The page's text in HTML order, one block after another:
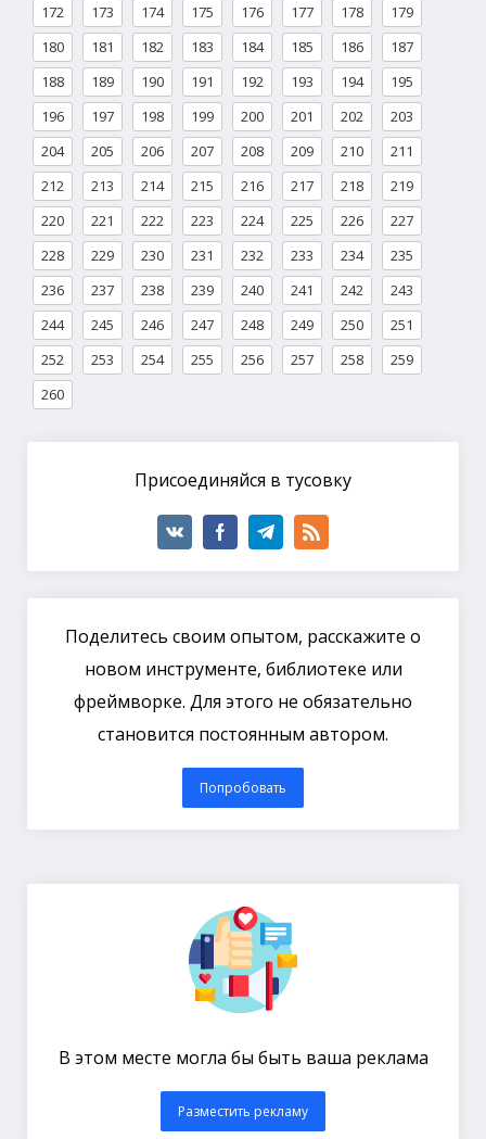
172
173 174 175 176 177 178
179
180
181 182 183 184 185 186
187
188
189 190 191 192 193 194
195
196
197 198 199 200 201 202
203
204
205 206 207 208 209 210
211
212
213 214 215 216 217 218
219
220
221 222 223 224 225 226
227
228
229 230 231 232 233 234
235
236
237 238 239 240 241 242
243
244
245 246 247 248 249 250
251
252
253 254 255 256 257 258
259
260
Присоединяйся в тусовку
Поделитесь своим опытом, расскажите о
новом инструменте, библиотеке или
фреймворке. Для этого не обязательно
становится постоянным автором.
Попробовать
В этом месте могла бы быть ваша реклама
Разместить рекламу